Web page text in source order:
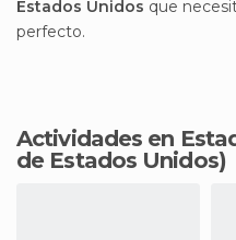
Estados Unidos que
perfecto.
Actividades en
de Estados Unidos)